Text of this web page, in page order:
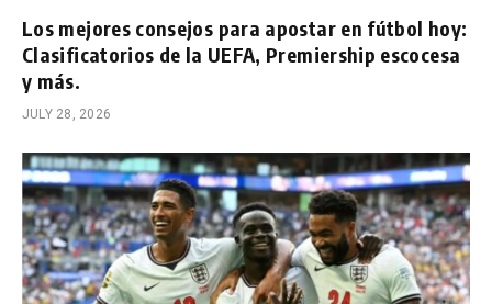
Los mejores consejos para apostar en fútbol hoy:
Clasificatorios de la UEFA, Premiership escocesa
y más.
JULY 28, 2026